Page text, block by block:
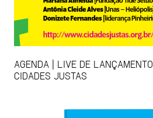
AGENDA | LIVE DE
CIDADES JUSTAS